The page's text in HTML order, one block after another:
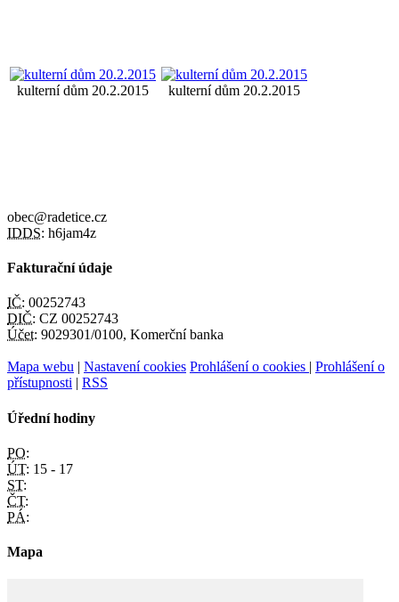
kulterní dům 20.2.2015 kulterní dům 20.2.2015
obec@radetice.cz
IDDS: h6jam4z
Fakturační údaje
IČ: 00252743
DIČ: CZ 00252743
Účet: 9029301/0100, Komerční banka
Mapa webu | Nastavení cookies Prohlášení o cookies | Prohlášení o
přístupnosti | RSS
Úřední hodiny
PO:
ÚT: 15 - 17
ST:
ČT:
PÁ:
Mapa